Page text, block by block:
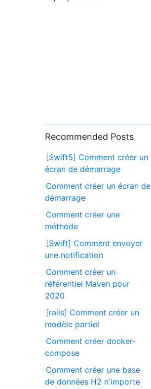
Recommended Posts
[Swift5] Comment créer un
écran de démarrage
Comment créer un écran de
démarrage
Comment créer une
méthode
[Swift] Comment envoyer
une notification
Comment créer un
référentiel Maven pour
2020
[rails] Comment créer un
modèle partiel
Comment créer docker-
compose
Comment créer une base
de données H2 n'importe